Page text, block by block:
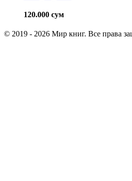
120.000 сум
© 2019 - 2026 Мир книг. Все права